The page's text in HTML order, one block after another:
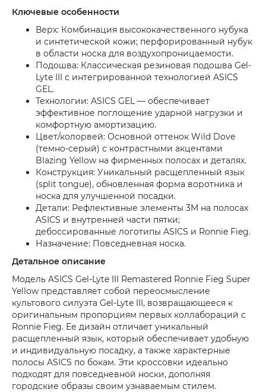
Ключевые особенности
Верх: Комбинация высококачественного нубука
и синтетической кожи; перфорированный нубук
в области носка для воздухопроницаемости.
Подошва: Классическая резиновая подошва Gel-
Lyte III с интегрированной технологией ASICS
GEL.
Технологии: ASICS GEL — обеспечивает
эффективное поглощение ударной нагрузки и
комфортную амортизацию.
Цвет/колорвей: Основной оттенок Wild Dove
(темно-серый) с контрастными акцентами
Blazing Yellow на фирменных полосах и деталях.
Конструкция: Уникальный расщепленный язык
(split tongue), обновленная форма воротника и
носка для улучшенной посадки.
Детали: Рефлективные элементы 3M на полосах
ASICS и внутренней части пятки;
дебоссированные логотипы ASICS и Ronnie Fieg.
Назначение: Повседневная носка.
Детальное описание
Модель ASICS Gel-Lyte III Remastered Ronnie Fieg Super
Yellow представляет собой переосмысление
культового силуэта Gel-Lyte III, возвращающееся к
оригинальным пропорциям первых коллабораций с
Ronnie Fieg. Ее дизайн отличает уникальный
расщепленный язык, который обеспечивает удобную
и индивидуальную посадку, а также характерные
полосы ASICS по бокам. Эти кроссовки идеально
подходят для повседневной носки, дополняя
городские образы своим узнаваемым стилем.